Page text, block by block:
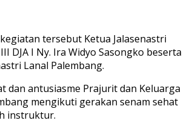
tersebut Ketua Jalasenastri
DJA I Ny. Ira Widyo Sasongko beserta
Lanal Palembang.
dan antusiasme Prajurit dan Keluarga
mengikuti gerakan senam sehat
instruktur.